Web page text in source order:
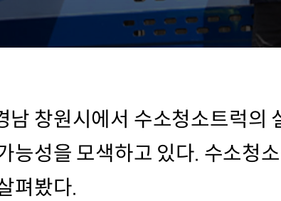
남 창원시에서 수소청소트럭의
능성을 모색하고 있다. 수소청
펴봤다.